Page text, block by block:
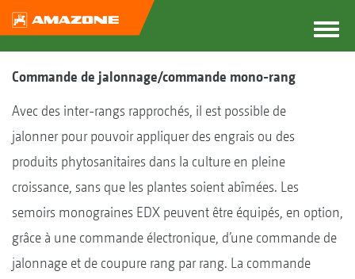
Commande de jalonnage/commande mono-rang
Avec des inter-rangs rapprochés, il est possible de
jalonner pour pouvoir appliquer des engrais ou des
produits phytosanitaires dans la culture en pleine
croissance, sans que les plantes soient abîmées. Les
semoirs monograines EDX peuvent être équipés, en option,
grâce à une commande électronique, d’une commande de
jalonnage et de coupure rang par rang. La commande